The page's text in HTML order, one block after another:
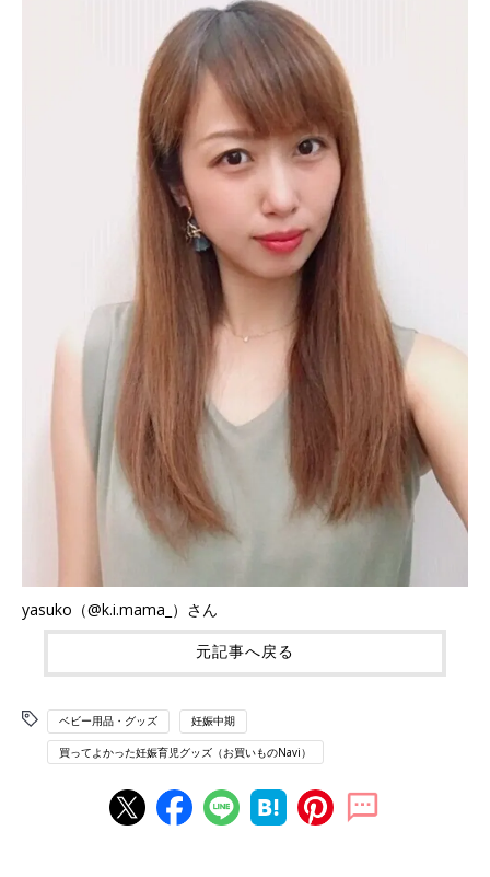
yasuko（@k.i.mama_）さん
元記事へ戻る
ベビー用品・グッズ 妊娠中期
買ってよかった妊娠育児グッズ（お買いものNavi）